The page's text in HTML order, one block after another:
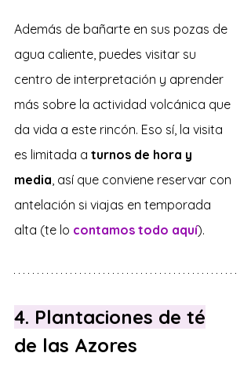
Además de bañarte en sus pozas de
agua caliente, puedes visitar su
centro de interpretación y aprender
más sobre la actividad volcánica que
da vida a este rincón. Eso sí, la visita
es limitada a turnos de hora y
media, así que conviene reservar con
antelación si viajas en temporada
alta (te lo contamos todo aquí).
4. Plantaciones de té
de las Azores